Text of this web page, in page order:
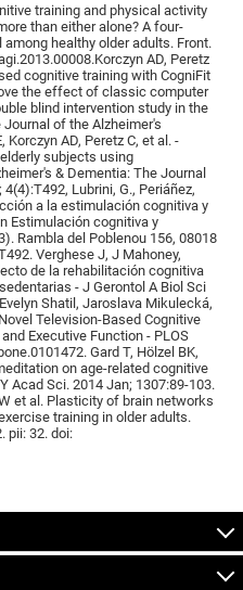
training and physical activity
than either alone? A four-
healthy older adults. Front.
AD, Peretz
cognitive training with CogniFit
the effect of classic computer
blind intervention study in the
Journal of the Alzheimer's
AD, Peretz C, et al. -
subjects using
& Dementia: The Journal
Lubrini, G., Periáñez,
a la estimulación cognitiva y
Estimulación cognitiva y
Rambla del Poblenou 156, 08018
Verghese J, J Mahoney,
de la rehabilitación cognitiva
- J Gerontol A Biol Sci
Shatil, Jaroslava Mikulecká,
Television-Based Cognitive
Executive Function - PLOS
Gard T, Hölzel BK,
on age-related cognitive
Acad Sci. 2014 Jan; 1307:89-103.
et al. Plasticity of brain networks
training in older adults.
pii: 32. doi: